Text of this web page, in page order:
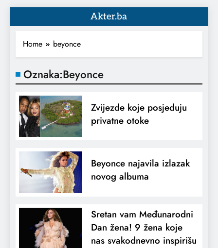
Akter.ba
Home beyonce
Oznaka:Beyonce
Zvijezde koje posjeduju
privatne otoke
Beyonce najavila izlazak
novog albuma
Sretan vam Međunarodni
Dan žena! 9 žena koje
nas svakodnevno inspirišu